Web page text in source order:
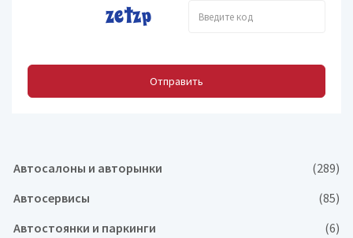
Отправить
Автосалоны и авторынки
(289)
Автосервисы
(85)
Автостоянки и паркинги
(6)